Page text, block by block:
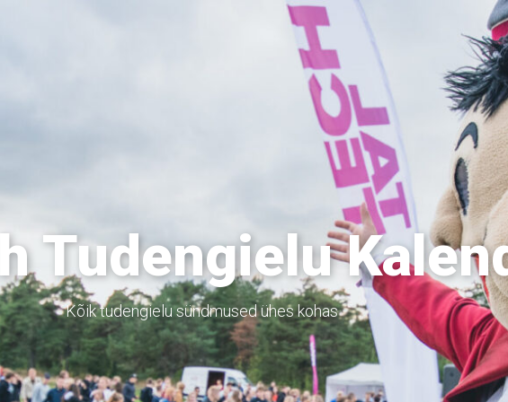
Tudengielu
Kõik tudengielu sündmused ühes kohas